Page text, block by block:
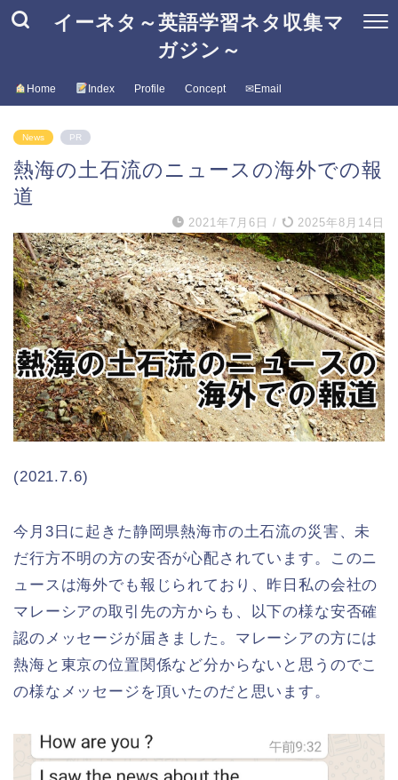
イーネタ～英語学習ネタ収集マ
ガジン～
Home Index Profile Concept ✉Email
News PR
熱海の土石流のニュースの海外での報
道
2021年7月6日 / 2025年8月14日
(2021.7.6)
今月3日に起きた静岡県熱海市の土石流の災害、未
だ行方不明の方の安否が心配されています。このニ
ュースは海外でも報じられており、昨日私の会社の
マレーシアの取引先の方からも、以下の様な安否確
認のメッセージが届きました。マレーシアの方には
熱海と東京の位置関係など分からないと思うのでこ
の様なメッセージを頂いたのだと思います。